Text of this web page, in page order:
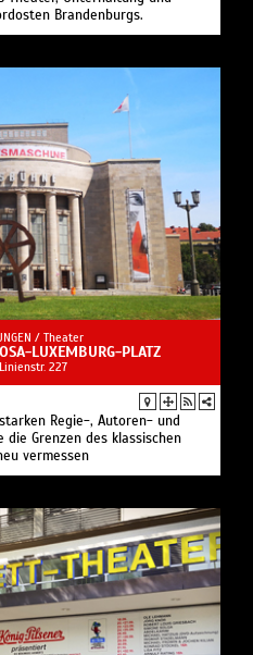
Brandenburgs.
/ Theater
LUXEMBURG-PLATZ
227
Regie-, Autoren- und
Grenzen des klassischen
vermessen